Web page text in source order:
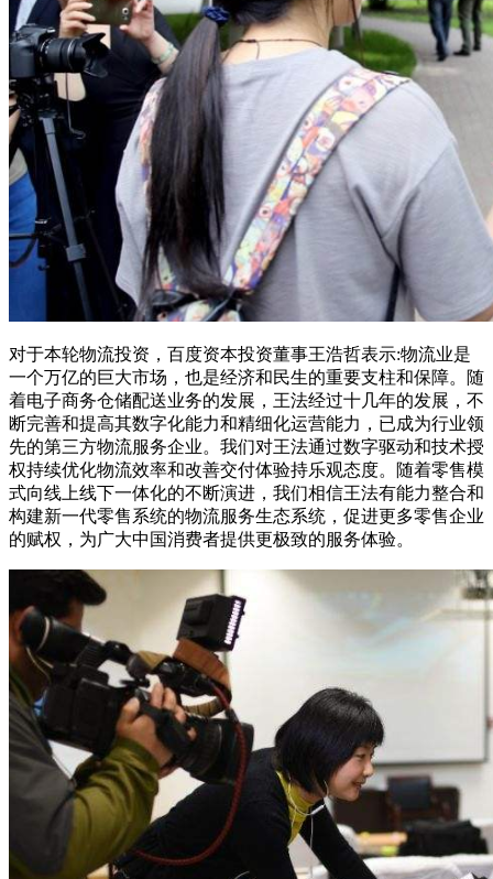
对于本轮物流投资，百度资本投资董事王浩哲表示:物流业是
一个万亿的巨大市场，也是经济和民生的重要支柱和保障。随
着电子商务仓储配送业务的发展，王法经过十几年的发展，不
断完善和提高其数字化能力和精细化运营能力，已成为行业领
先的第三方物流服务企业。我们对王法通过数字驱动和技术授
权持续优化物流效率和改善交付体验持乐观态度。随着零售模
式向线上线下一体化的不断演进，我们相信王法有能力整合和
构建新一代零售系统的物流服务生态系统，促进更多零售企业
的赋权，为广大中国消费者提供更极致的服务体验。